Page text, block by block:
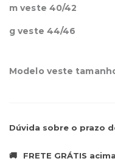
m veste 40/42
g veste 44/46
Modelo veste
Dúvida sobre o prazo
🚚 FRETE GRÁTIS